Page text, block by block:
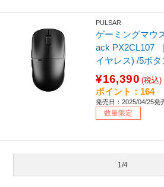
PULSAR
ゲーミングマウ
ack PX2CL107
イヤレス) /5ボタ
¥16,390 (税込)
ポイント：164
発売日：2025/04/25発
数量限定
1/4